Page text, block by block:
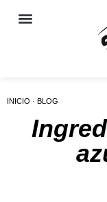
INICIO · BLOG